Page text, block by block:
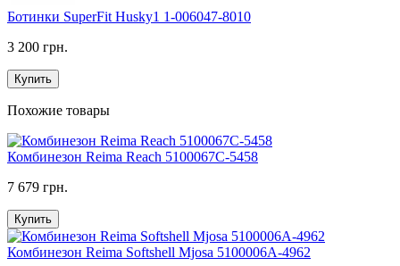
Ботинки SuperFit Husky1 1-006047-8010
3 200 грн.
Купить
Похожие товары
Комбинезон Reima Reach 5100067C-5458
7 679 грн.
Купить
Комбинезон Reima Softshell Mjosa 5100006A-4962